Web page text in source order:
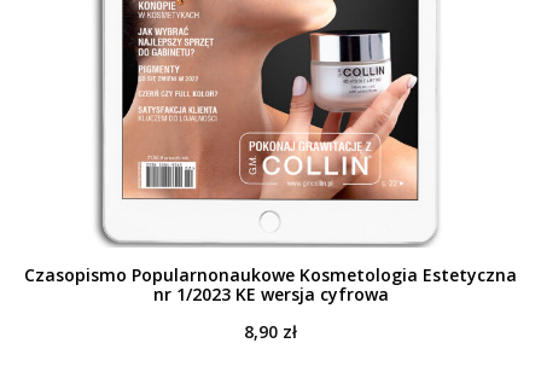
Czasopismo Popularnonaukowe Kosmetologia Estetyczna
nr 1/2023 KE wersja cyfrowa
8,90 zł